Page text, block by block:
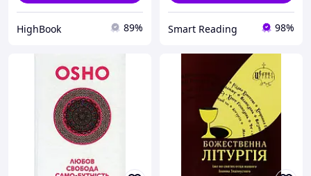
HighBook 89% Smart Reading 98%